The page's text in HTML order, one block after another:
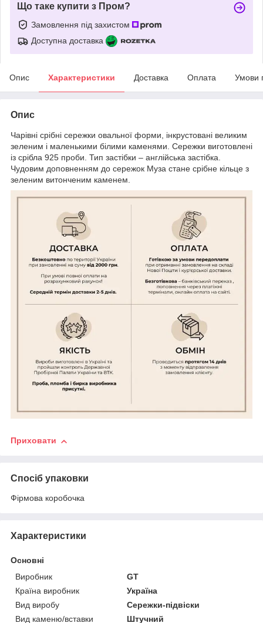
Що таке купити з Пром?
Замовлення під захистом
Доступна доставка
Опис Характеристики Доставка Оплата Умови
Опис
Чарівні срібні сережки овальної форми, інкрустовані великим
зеленим і маленькими білими каменями. Сережки виготовлені
із срібла 925 проби. Тип застібки – англійська застібка.
Чудовим доповненням до сережок Муза стане срібне кільце з
зеленим витонченим каменем.
Приховати
Спосіб упаковки
Фірмова коробочка
Характеристики
Основні
Виробник
GT
Країна виробник
Україна
Вид виробу
Сережки-підвіски
Вид каменю/вставки
Штучний